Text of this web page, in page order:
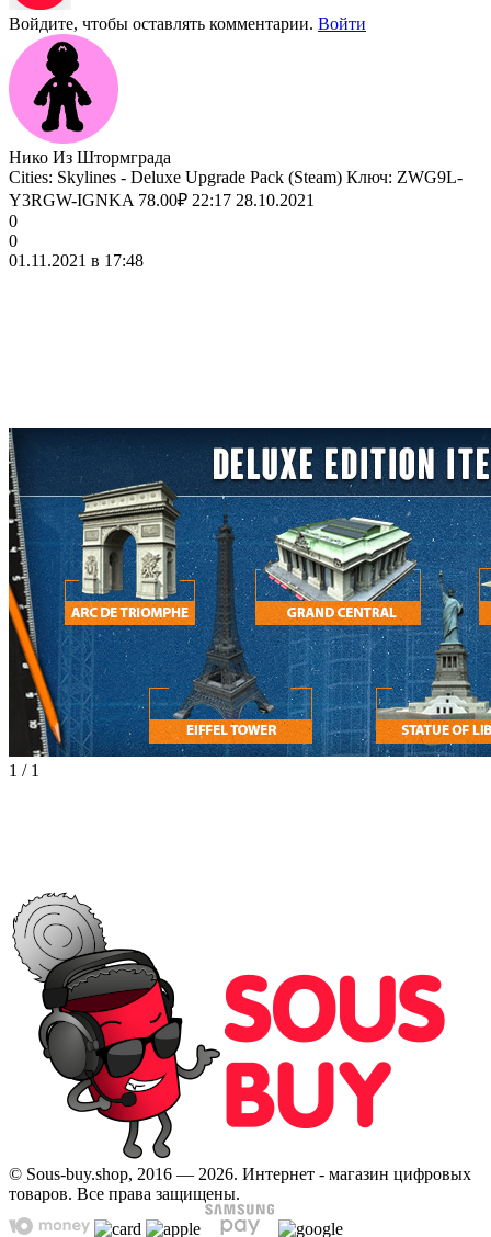
Войдите, чтобы оставлять комментарии. Войти
Нико Из Штормграда
Cities: Skylines - Deluxe Upgrade Pack (Steam) Ключ: ZWG9L-
Y3RGW-IGNKA 78.00₽ 22:17 28.10.2021
0
0
01.11.2021 в 17:48
1 / 1
© Sous-buy.shop, 2016 — 2026. Интернет - магазин цифровых
товаров. Все права защищены.